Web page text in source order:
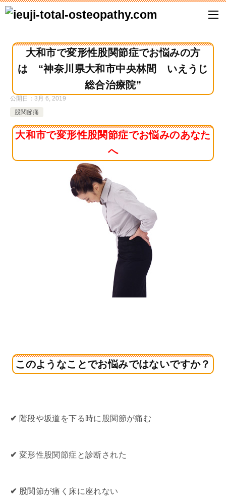
大和市で変形性股関節症でお悩みの方
は “神奈川県大和市中央林間 いえうじ
総合治療院”
公開日： 3月 6, 2019
股関節痛
大和市で変形性股関節症でお悩みのあなた
へ
このようなことでお悩みではないですか？
✔ 階段や坂道を下る時に股関節が痛む
✔ 変形性股関節症と診断された
✔ 股関節が痛く床に座れない